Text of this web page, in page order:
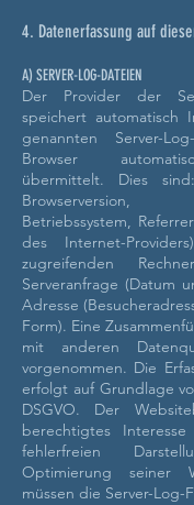
4. Datenerfassung auf
A) SERVER-LOG-DATEIEN
Der Provider der
speichert automatisch
genannten Server-
Browser
übermittelt. Dies
Betriebssystem,
des Internet-
zugreifenden
Serveranfrage (Datum
Adresse
Form). Eine
mit anderen
vorgenommen. Die
erfolgt auf Grundlage
DSGVO. Der
berechtigtes
fehlerfreien
Optimierung seiner
müssen die Server-Log-